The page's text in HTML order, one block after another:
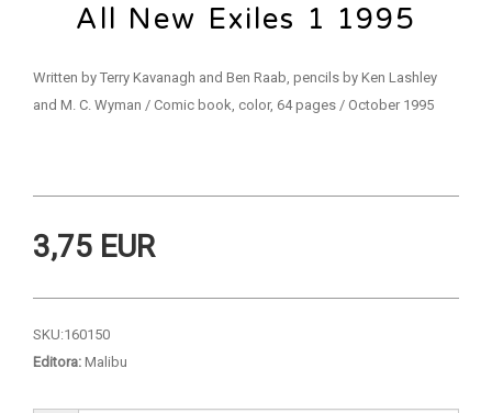
All New Exiles 1 1995
Written by Terry Kavanagh and Ben Raab, pencils by Ken Lashley
and M. C. Wyman / Comic book, color, 64 pages / October 1995
3,75 EUR
SKU:160150
Editora: Malibu